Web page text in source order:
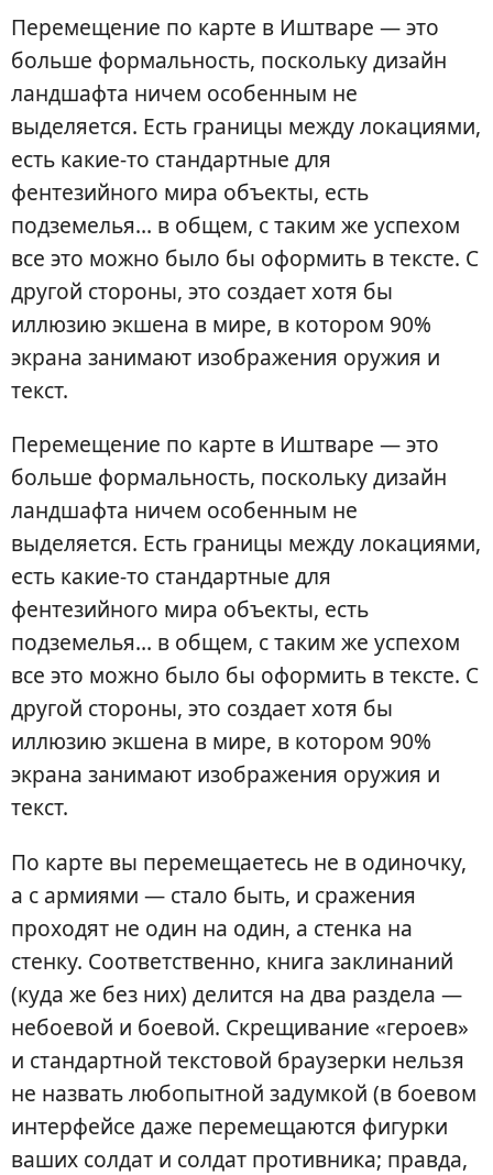
Перемещение по карте в Иштваре — это
больше формальность, поскольку дизайн
ландшафта ничем особенным не
выделяется. Есть границы между локациями,
есть какие-то стандартные для
фентезийного мира объекты, есть
подземелья… в общем, с таким же успехом
все это можно было бы оформить в тексте. С
другой стороны, это создает хотя бы
иллюзию экшена в мире, в котором 90%
экрана занимают изображения оружия и
текст.
Перемещение по карте в Иштваре — это
больше формальность, поскольку дизайн
ландшафта ничем особенным не
выделяется. Есть границы между локациями,
есть какие-то стандартные для
фентезийного мира объекты, есть
подземелья… в общем, с таким же успехом
все это можно было бы оформить в тексте. С
другой стороны, это создает хотя бы
иллюзию экшена в мире, в котором 90%
экрана занимают изображения оружия и
текст.
По карте вы перемещаетесь не в одиночку,
а с армиями — стало быть, и сражения
проходят не один на один, а стенка на
стенку. Соответственно, книга заклинаний
(куда же без них) делится на два раздела —
небоевой и боевой. Скрещивание «героев»
и стандартной текстовой браузерки нельзя
не назвать любопытной задумкой (в боевом
интерфейсе даже перемещаются фигурки
ваших солдат и солдат противника; правда,